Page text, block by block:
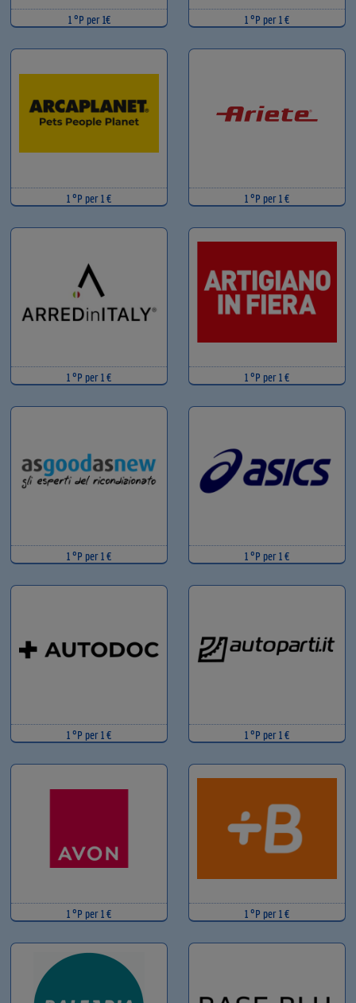
1 °P per 1€ 1 °P per 1 €
1 °P per 1 € 1 °P per 1 €
1 °P per 1 € 1 °P per 1 €
1 °P per 1 € 1 °P per 1 €
1 °P per 1 € 1 °P per 1 €
1 °P per 1 € 1 °P per 1 €